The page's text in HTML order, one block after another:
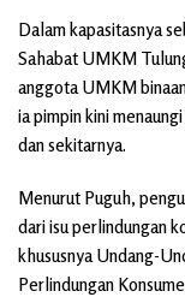
Dalam kapasitasnya
Sahabat UMKM
anggota UMKM
ia pimpin kini
dan sekitarnya.
Menurut Puguh,
dari isu perlindungan
khususnya Undang-
Perlindungan